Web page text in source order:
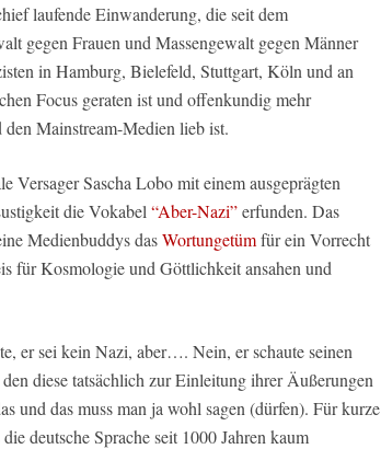
laufende Einwanderung, die seit dem
gegen Frauen und Massengewalt gegen Männer
in Hamburg, Bielefeld, Stuttgart, Köln und an
Focus geraten ist und offenkundig mehr
Mainstream-Medien lieb ist.
Versager Sascha Lobo mit einem ausgeprägten
die Vokabel “Aber-Nazi”erfunden. Das
Medienbuddys dasWortungetümfür ein Vorrecht
für Kosmologie und Göttlichkeit ansahen und
er sei kein Nazi, aber…. Nein, er schaute seinen
diese tatsächlich zur Einleitung ihrer Äußerungen
und das muss man ja wohl sagen (dürfen). Für kurze
deutsche Sprache seit 1000 Jahren kaum